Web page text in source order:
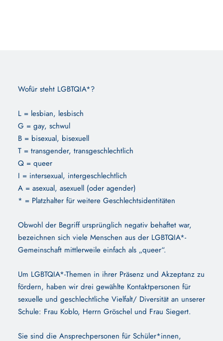
Wofür steht LGBTQIA*?
L = lesbian, lesbisch
G = gay, schwul
B = bisexual, bisexuell
T = transgender, transgeschlechtlich
Q = queer
I = intersexual, intergeschlechtlich
A = asexual, asexuell (oder agender)
* = Platzhalter für weitere Geschlechtsidentitäten
Obwohl der Begriff ursprünglich negativ behaftet war,
bezeichnen sich viele Menschen aus der LGBTQIA*-
Gemeinschaft mittlerweile einfach als „queer“.
Um LGBTQIA*-Themen in ihrer Präsenz und Akzeptanz zu
fördern, haben wir drei gewählte Kontaktpersonen für
sexuelle und geschlechtliche Vielfalt/ Diversität an unserer
Schule: Frau Koblo, Herrn Gröschel und Frau Siegert.
Sie sind die Ansprechpersonen für Schüler*innen,